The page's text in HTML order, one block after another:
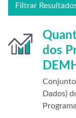
Filtrar
dos
Dados)